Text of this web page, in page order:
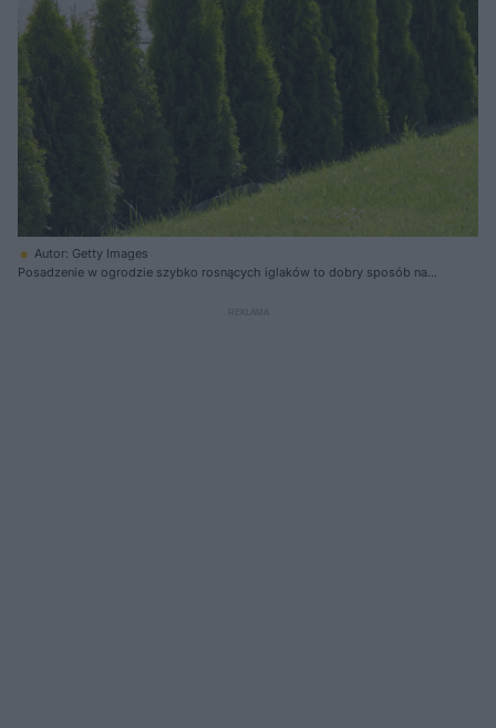
Autor: Getty Images
Posadzenie w ogrodzie szybko rosnących iglaków to dobry sposób na